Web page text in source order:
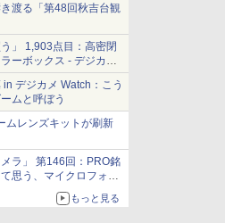
渡る「第48回秋吉台観
」 1,903点目：高密閉
ーボックス - デジカメ
デジカメ Watch：こう
ムと呼ぼう
ムレンズキットが刷新
ラ」 第146回：PRO銘
思う、マイクロフォー
もっと見る